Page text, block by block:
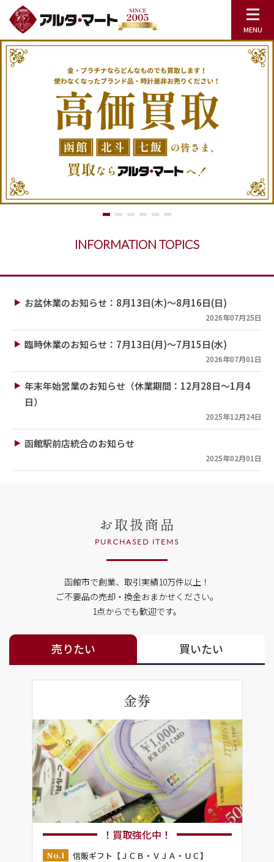
INFORMATION TOPICS
お盆休業のお知らせ：8月13日(木)～8月16日(日)
2026年07月25日
臨時休業のお知らせ：7月13日(月)～7月15日(水)
2026年07月01日
年末年始営業のお知らせ（休業期間：12月28日～1月4
日）
2025年12月24日
函館駅前店統合のお知らせ
2025年02月01日
お取扱商品
PURCHASED ITEMS
函館市で創業、取引実績10万件以上！
ご不要品の売却・換金おまかせください。
1点からでも歓迎です。
売りたい 買いたい
金券
！買取強化中！
No.1
信販ギフト【ＪＣＢ・ＶＪＡ・ＵＣ】